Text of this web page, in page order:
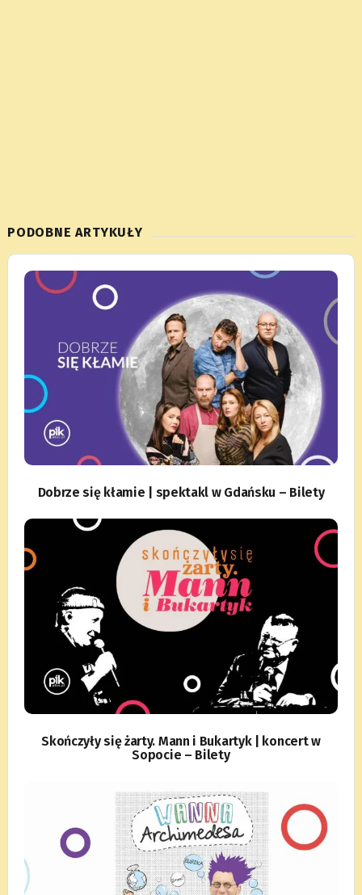
PODOBNE ARTYKUŁY
Dobrze się kłamie | spektakl w Gdańsku – Bilety
Skończyły się żarty. Mann i Bukartyk | koncert w
Sopocie – Bilety